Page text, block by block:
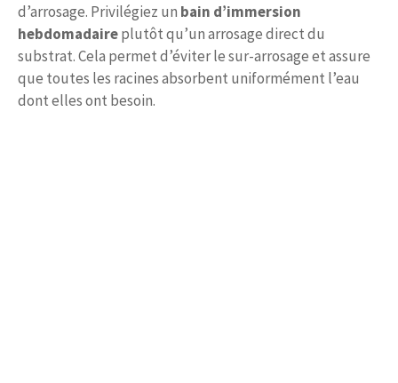
d’arrosage. Privilégiez un bain d’immersion
hebdomadaireplutôt qu’un arrosage direct du
substrat. Cela permet d’éviter le sur-arrosage et assure
que toutes les racines absorbent uniformément l’eau
dont elles ont besoin.